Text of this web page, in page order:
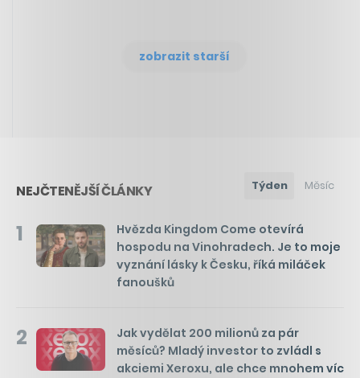
zobrazit starší
NEJČTENĚJŠÍ ČLÁNKY Týden Měsíc
1
Hvězda Kingdom Come otevírá
hospodu na Vinohradech. Je to moje
vyznání lásky k Česku, říká miláček
fanoušků
2
Jak vydělat 200 milionů za pár
měsíců? Mladý investor to zvládl s
akciemi Xeroxu, ale chce mnohem víc